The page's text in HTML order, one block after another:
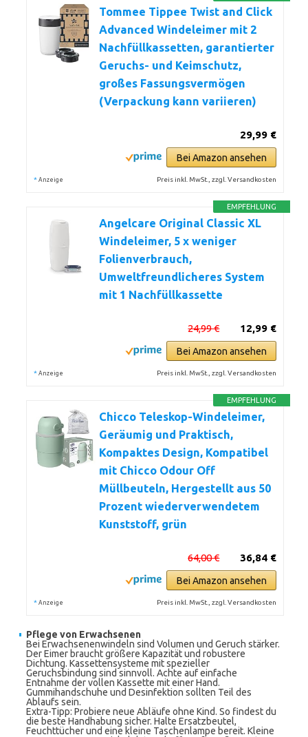
Tommee Tippee Twist and Click
Advanced Windeleimer mit 2
Nachfüllkassetten, garantierter
Geruchs- und Keimschutz,
großes Fassungsvermögen
(Verpackung kann variieren)
29,99 €
Bei Amazon ansehen
* Anzeige Preis inkl. MwSt., zzgl. Versandkosten
EMPFEHLUNG
Angelcare Original Classic XL
Windeleimer, 5 x weniger
Folienverbrauch,
Umweltfreundlicheres System
mit 1 Nachfüllkassette
12,99 €
24,99 €
Bei Amazon ansehen
* Anzeige Preis inkl. MwSt., zzgl. Versandkosten
EMPFEHLUNG
Chicco Teleskop-Windeleimer,
Geräumig und Praktisch,
Kompaktes Design, Kompatibel
mit Chicco Odour Off
Müllbeuteln, Hergestellt aus 50
Prozent wiederverwendetem
Kunststoff, grün
36,84 €
64,00 €
Bei Amazon ansehen
* Anzeige Preis inkl. MwSt., zzgl. Versandkosten
Pflege von Erwachsenen
Bei Erwachsenenwindeln sind Volumen und Geruch stärker.
Der Eimer braucht größere Kapazität und robustere
Dichtung. Kassettensysteme mit spezieller
Geruchsbindung sind sinnvoll. Achte auf einfache
Entnahme der vollen Kassette mit einer Hand.
Gummihandschuhe und Desinfektion sollten Teil des
Ablaufs sein.
Extra-Tipp: Probiere neue Abläufe ohne Kind. So findest du
die beste Handhabung sicher. Halte Ersatzbeutel,
Feuchttücher und eine kleine Taschenlampe bereit. Kleine